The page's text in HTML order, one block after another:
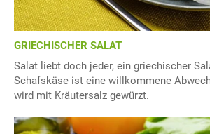
GRIECHISCHER SALAT
Salat liebt doch jeder, ein griechischer
Schafskäse ist eine willkommene
wird mit Kräutersalz gewürzt.